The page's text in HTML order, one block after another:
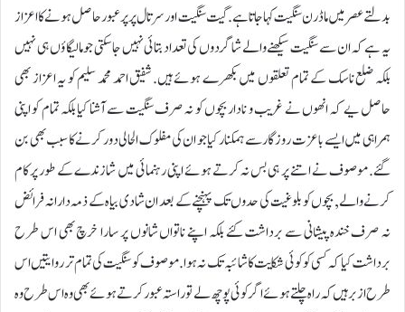
بدلتے عصر میں ماڈرن سنگیت کہا جاتا ہے. گیت سنگیت اور سر تال پر پر عبور حاصل ہونے کا اعزاز
یہ ہے کہ ان سے سنگیت سیکھنے والے شاگردوں کی تعداد بتائی نہیں جا سکتی جو مالیگاؤں ہی نہیں
بلکہ ضلع ناسک کے تمام تعلقوں میں بکھرے ہوئے ہیں. شفیق احمد محمد سلیم کو یہ اعزاز بھی
حاصل یے کہ انھوں نے غریب و نادار بچوں کو نہ صرف سنگیت سے آشنا کیا بلکہ تمام کو اپنی
ہمراہی میں ایسے با عزت روزگار سے ہمکنار کیا جو ان کی مفلوک الحالی دور کرنے کا سبب بھی بن
گئے. موصوف نے اتنے پر ہی بس نہ کرتے ہوئے اپنی رہنمائی میں شازندے کے طور پر کام
کرنےوالے, بچوں کو بلوغیت کی حدوں تک پہنچنے کے بعد ان شادی بیاہ کے ذمہ دارانہ فرائض
نہ صرف خندہ پیشانی سے برداشت کئے بلکہ اپنے ناتواں شانوں پر سارا خرچ بھی اس طرح
برداشت کیا کہ کسی کو کوئی شکایت کا شائبہ تک نہ ہوا. موصوف کو سنگیت کی تمام تر روایتیں اس
طرح ازبر ہیں کہ راہ چلتے ہوئے اگر کوئی پوچھ لے تو راستہ عبور کرتے ہوئے بھی وہ اس طرح وہ